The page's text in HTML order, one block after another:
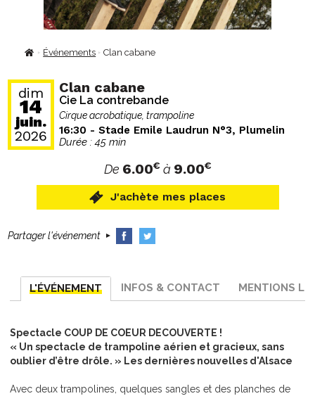
Fil
Événements Clan cabane
dim
14
juin.
2026
Clan cabane
Cie La contrebande
Cirque acrobatique, trampoline
16:30 - Stade Emile Laudrun N°3, Plumelin
Durée : 45 min
De 6.00€ à 9.00€
J'achète mes places
Partager l'événement
L'ÉVÉNEMENT INFOS & CONTACT MENTIONS
Spectacle COUP DE COEUR DECOUVERTE !
« Un spectacle de trampoline aérien et gracieux, sans
oublier d’être drôle. » Les dernières nouvelles d'Alsace
Avec deux trampolines, quelques sangles et des planches de